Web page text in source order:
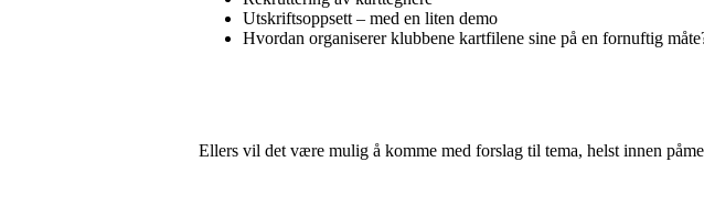
Utskriftsoppsett – med en liten demo
Hvordan organiserer klubbene kartfilene sine på en fornuftig
Ellers vil det være mulig å komme med forslag til tema, helst innen